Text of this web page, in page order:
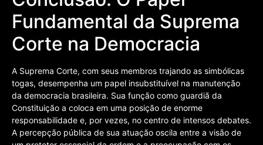
Fundamental da Suprema
Corte na Democracia
A Suprema Corte, com seus membros trajando as simbólicas
togas, desempenha um papel insubstituível na manutenção
da democracia brasileira. Sua função como guardiã da
Constituição a coloca em uma posição de enorme
responsabilidade e, por vezes, no centro de intensos debates.
A percepção pública de sua atuação oscila entre a visão de